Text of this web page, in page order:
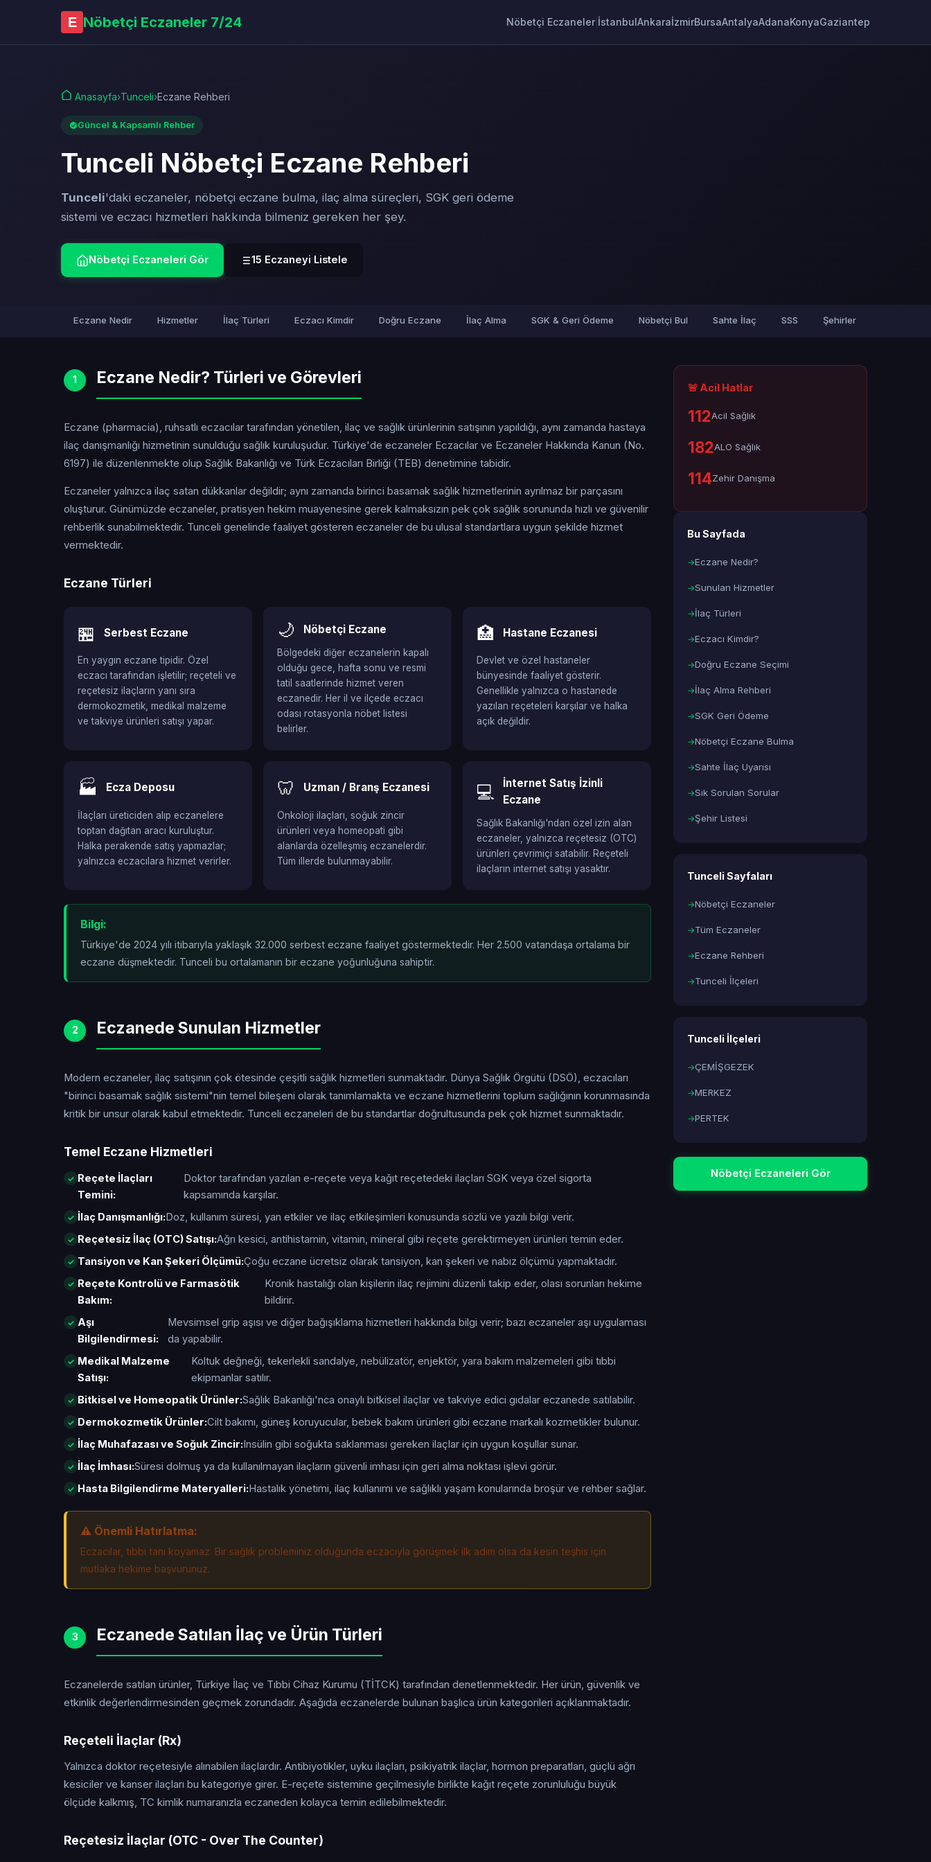
E Nöbetçi Eczaneler 7/24 Nöbetçi Eczaneler İstanbulAnkaraİzmirBursaAntalyaAdanaKonyaGaziantep
Anasayfa›Tunceli›Eczane Rehberi
Güncel & Kapsamlı Rehber
Tunceli Nöbetçi Eczane Rehberi
Tunceli'daki eczaneler, nöbetçi eczane bulma, ilaç alma süreçleri, SGK geri ödeme
sistemi ve eczacı hizmetleri hakkında bilmeniz gereken her şey.
Nöbetçi Eczaneleri Gör 15 Eczaneyi Listele
Eczane Nedir Hizmetler İlaç Türleri Eczacı Kimdir Doğru Eczane İlaç Alma SGK & Geri Ödeme Nöbetçi Bul Sahte İlaç SSS Şehirler
1 Eczane Nedir? Türleri ve Görevleri
Eczane (pharmacia), ruhsatlı eczacılar tarafından yönetilen, ilaç ve sağlık ürünlerinin satışının yapıldığı, aynı zamanda hastaya
ilaç danışmanlığı hizmetinin sunulduğu sağlık kuruluşudur. Türkiye'de eczaneler Eczacılar ve Eczaneler Hakkında Kanun (No.
6197) ile düzenlenmekte olup Sağlık Bakanlığı ve Türk Eczacıları Birliği (TEB) denetimine tabidir.
Eczaneler yalnızca ilaç satan dükkanlar değildir; aynı zamanda birinci basamak sağlık hizmetlerinin ayrılmaz bir parçasını
oluşturur. Günümüzde eczaneler, pratisyen hekim muayenesine gerek kalmaksızın pek çok sağlık sorununda hızlı ve güvenilir
rehberlik sunabilmektedir. Tunceli genelinde faaliyet gösteren eczaneler de bu ulusal standartlara uygun şekilde hizmet
vermektedir.
Eczane Türleri
🏪 Serbest Eczane
En yaygın eczane tipidir. Özel
eczacı tarafından işletilir; reçeteli ve
reçetesiz ilaçların yanı sıra
dermokozmetik, medikal malzeme
ve takviye ürünleri satışı yapar.
🌙 Nöbetçi Eczane
Bölgedeki diğer eczanelerin kapalı
olduğu gece, hafta sonu ve resmi
tatil saatlerinde hizmet veren
eczanedir. Her il ve ilçede eczacı
odası rotasyonla nöbet listesi
belirler.
🏥 Hastane Eczanesi
Devlet ve özel hastaneler
bünyesinde faaliyet gösterir.
Genellikle yalnızca o hastanede
yazılan reçeteleri karşılar ve halka
açık değildir.
🏭 Ecza Deposu
İlaçları üreticiden alıp eczanelere
toptan dağıtan aracı kuruluştur.
Halka perakende satış yapmazlar;
yalnızca eczacılara hizmet verirler.
🦷 Uzman / Branş Eczanesi
Onkoloji ilaçları, soğuk zincir
ürünleri veya homeopati gibi
alanlarda özelleşmiş eczanelerdir.
Tüm illerde bulunmayabilir.
💻
İnternet Satış İzinli
Eczane
Sağlık Bakanlığı'ndan özel izin alan
eczaneler, yalnızca reçetesiz (OTC)
ürünleri çevrimiçi satabilir. Reçeteli
ilaçların internet satışı yasaktır.
Bilgi:
Türkiye'de 2024 yılı itibarıyla yaklaşık 32.000 serbest eczane faaliyet göstermektedir. Her 2.500 vatandaşa ortalama bir
eczane düşmektedir. Tunceli bu ortalamanın bir eczane yoğunluğuna sahiptir.
2 Eczanede Sunulan Hizmetler
Modern eczaneler, ilaç satışının çok ötesinde çeşitli sağlık hizmetleri sunmaktadır. Dünya Sağlık Örgütü (DSÖ), eczacıları
"birinci basamak sağlık sistemi"nin temel bileşeni olarak tanımlamakta ve eczane hizmetlerini toplum sağlığının korunmasında
kritik bir unsur olarak kabul etmektedir. Tunceli eczaneleri de bu standartlar doğrultusunda pek çok hizmet sunmaktadır.
Temel Eczane Hizmetleri
Reçete İlaçları
Temini:
Doktor tarafından yazılan e-reçete veya kağıt reçetedeki ilaçları SGK veya özel sigorta
kapsamında karşılar.
İlaç Danışmanlığı:Doz, kullanım süresi, yan etkiler ve ilaç etkileşimleri konusunda sözlü ve yazılı bilgi verir.
Reçetesiz İlaç (OTC) Satışı:Ağrı kesici, antihistamin, vitamin, mineral gibi reçete gerektirmeyen ürünleri temin eder.
Tansiyon ve Kan Şekeri Ölçümü:Çoğu eczane ücretsiz olarak tansiyon, kan şekeri ve nabız ölçümü yapmaktadır.
Reçete Kontrolü ve Farmasötik
Bakım:
Kronik hastalığı olan kişilerin ilaç rejimini düzenli takip eder, olası sorunları hekime
bildirir.
Aşı
Bilgilendirmesi:
Mevsimsel grip aşısı ve diğer bağışıklama hizmetleri hakkında bilgi verir; bazı eczaneler aşı uygulaması
da yapabilir.
Medikal Malzeme
Satışı:
Koltuk değneği, tekerlekli sandalye, nebülizatör, enjektör, yara bakım malzemeleri gibi tıbbi
ekipmanlar satılır.
Bitkisel ve Homeopatik Ürünler:Sağlık Bakanlığı'nca onaylı bitkisel ilaçlar ve takviye edici gıdalar eczanede satılabilir.
Dermokozmetik Ürünler:Cilt bakımı, güneş koruyucular, bebek bakım ürünleri gibi eczane markalı kozmetikler bulunur.
İlaç Muhafazası ve Soğuk Zincir:Insülin gibi soğukta saklanması gereken ilaçlar için uygun koşullar sunar.
İlaç İmhası:Süresi dolmuş ya da kullanılmayan ilaçların güvenli imhası için geri alma noktası işlevi görür.
Hasta Bilgilendirme Materyalleri:Hastalık yönetimi, ilaç kullanımı ve sağlıklı yaşam konularında broşür ve rehber sağlar.
⚠️ Önemli Hatırlatma:
Eczacılar, tıbbi tanı koyamaz. Bir sağlık probleminiz olduğunda eczacıyla görüşmek ilk adım olsa da kesin teşhis için
mutlaka hekime başvurunuz.
3 Eczanede Satılan İlaç ve Ürün Türleri
Eczanelerde satılan ürünler, Türkiye İlaç ve Tıbbi Cihaz Kurumu (TİTCK) tarafından denetlenmektedir. Her ürün, güvenlik ve
etkinlik değerlendirmesinden geçmek zorundadır. Aşağıda eczanelerde bulunan başlıca ürün kategorileri açıklanmaktadır.
Reçeteli İlaçlar (Rx)
Yalnızca doktor reçetesiyle alınabilen ilaçlardır. Antibiyotikler, uyku ilaçları, psikiyatrik ilaçlar, hormon preparatları, güçlü ağrı
kesiciler ve kanser ilaçları bu kategoriye girer. E-reçete sistemine geçilmesiyle birlikte kağıt reçete zorunluluğu büyük
ölçüde kalkmış, TC kimlik numaranızla eczaneden kolayca temin edilebilmektedir.
Reçetesiz İlaçlar (OTC - Over The Counter)
🚨 Acil Hatlar
112Acil Sağlık
182ALO Sağlık
114Zehir Danışma
Bu Sayfada
Eczane Nedir?
Sunulan Hizmetler
İlaç Türleri
Eczacı Kimdir?
Doğru Eczane Seçimi
İlaç Alma Rehberi
SGK Geri Ödeme
Nöbetçi Eczane Bulma
Sahte İlaç Uyarısı
Sık Sorulan Sorular
Şehir Listesi
Tunceli Sayfaları
Nöbetçi Eczaneler
Tüm Eczaneler
Eczane Rehberi
Tunceli İlçeleri
Tunceli İlçeleri
ÇEMİŞGEZEK
MERKEZ
PERTEK
Nöbetçi Eczaneleri Gör